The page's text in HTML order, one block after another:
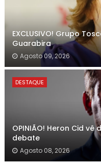
EXCLUSIVO! Grupo
Guarabira
Agosto 09, 2026
DESTAQUE
OPINIÃO! Heron Cid
debate
Agosto 08, 2026